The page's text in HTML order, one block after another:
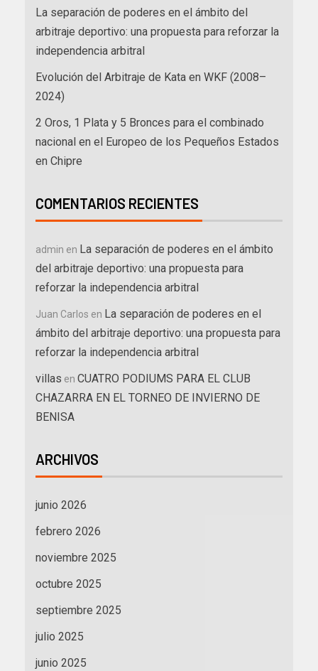
La separación de poderes en el ámbito del
arbitraje deportivo: una propuesta para reforzar la
independencia arbitral
Evolución del Arbitraje de Kata en WKF (2008–
2024)
2 Oros, 1 Plata y 5 Bronces para el combinado
nacional en el Europeo de los Pequeños Estados
en Chipre
COMENTARIOS RECIENTES
admin en La separación de poderes en el ámbito
del arbitraje deportivo: una propuesta para
reforzar la independencia arbitral
Juan Carlos en La separación de poderes en el
ámbito del arbitraje deportivo: una propuesta para
reforzar la independencia arbitral
villas en CUATRO PODIUMS PARA EL CLUB
CHAZARRA EN EL TORNEO DE INVIERNO DE
BENISA
ARCHIVOS
junio 2026
febrero 2026
noviembre 2025
octubre 2025
septiembre 2025
julio 2025
junio 2025